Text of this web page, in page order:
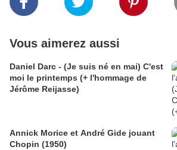
Vous aimerez aussi
Daniel Darc - (Je suis né en mai) C'est
moi le printemps (+ l'hommage de
Jérôme Reijasse)
Annick Morice et André Gide jouant
Chopin (1950)